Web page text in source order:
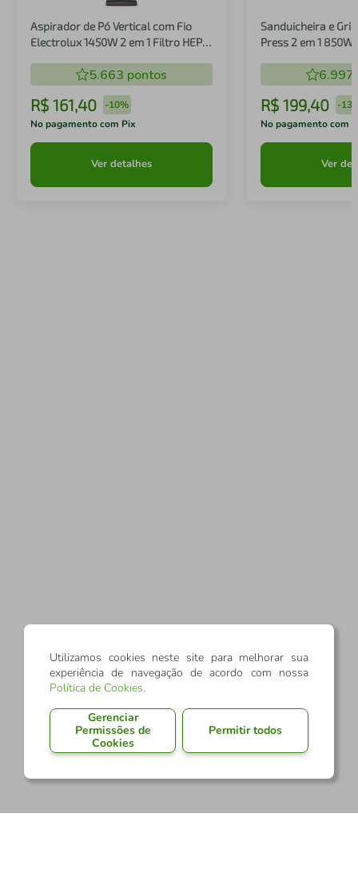
Aspirador de Pó Vertical com Fio
Electrolux 1450W 2 em 1 Filtro HEPA
5.663 pontos
R$ 161,40 -10%
No pagamento com Pix
Ver detalhes
Sanduicheira e
Press 2 em 1 850W
6.997
R$ 199,40 -
No pagamento com
Ver
Utilizamos cookies neste site para melhorar sua
experiência de navegação de acordo com nossa
Política de Cookies.
Gerenciar
Permissões de
Cookies
Permitir todos